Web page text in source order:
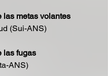
las metas volantes
(Sui-ANS)
las fugas
ANS)